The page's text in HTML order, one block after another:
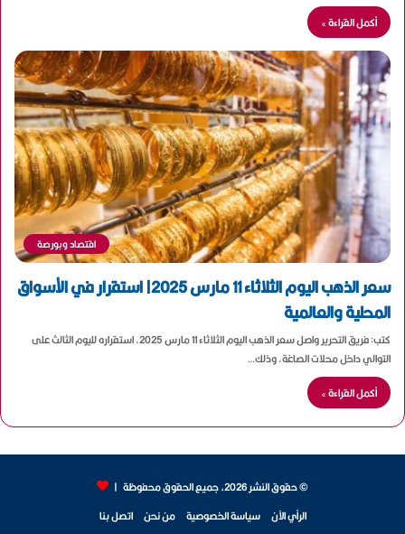
أكمل القراءة »
اقتصاد وبورصة
سعر الذهب اليوم الثلاثاء 11 مارس 2025| استقرار في الأسواق
المحلية والعالمية
كتب: فريق التحرير واصل سعر الذهب اليوم الثلاثاء 11 مارس 2025, استقراره لليوم الثالث على
التوالي داخل محلات الصاغة, وذلك…
أكمل القراءة »
© حقوق النشر 2026، جميع الحقوق محفوظة |
الرأي الآن سياسة الخصوصية من نحن اتصل بنا